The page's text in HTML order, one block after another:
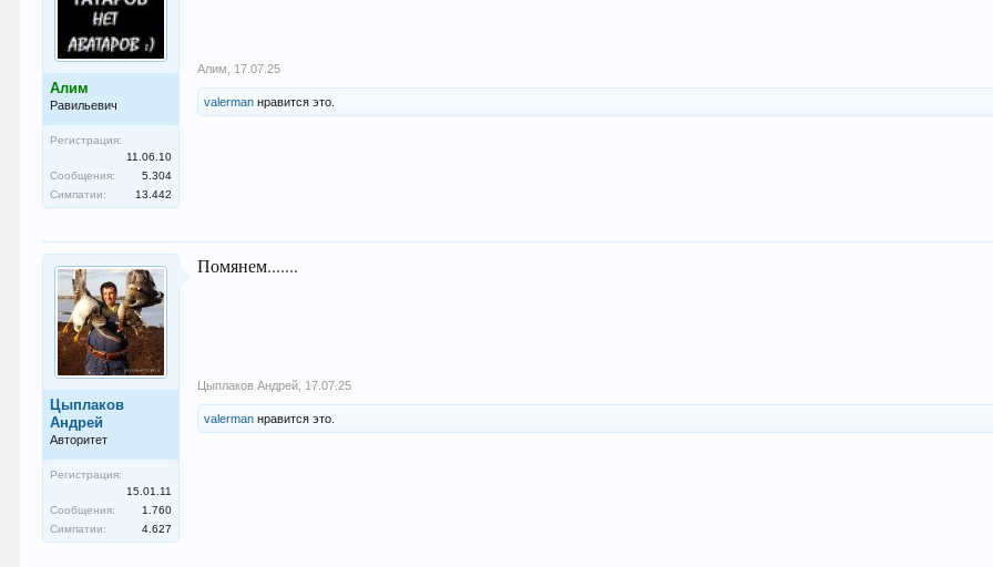
Алим
Равильевич
Регистрация:
11.06.10
Сообщения:
5.304
Симпатии:
13.442
Алим 17.07.25
valerman нравится это.
Цыплаков
Андрей
Авторитет
Регистрация:
15.01.11
Сообщения:
1.760
Симпатии:
4.627
Помянем.......
Цыплаков Андрей 17.07.25
valerman нравится это.